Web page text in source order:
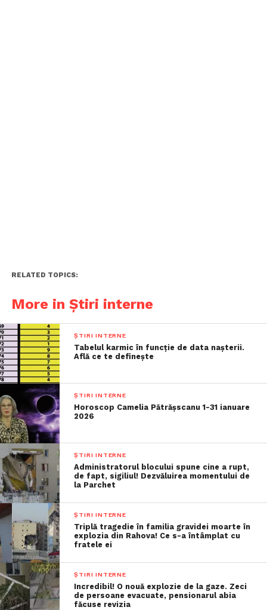
RELATED TOPICS:
More in Știri interne
ȘTIRI INTERNE
Tabelul karmic în funcție de data nașterii.
Află ce te definește
ȘTIRI INTERNE
Horoscop Camelia Pătrășscanu 1-31 ianuare
2026
ȘTIRI INTERNE
Administratorul blocului spune cine a rupt,
de fapt, sigiliul! Dezvăluirea momentului de
la Parchet
ȘTIRI INTERNE
Triplă tragedie în familia gravidei moarte în
explozia din Rahova! Ce s-a întâmplat cu
fratele ei
ȘTIRI INTERNE
Incredibil! O nouă explozie de la gaze. Zeci
de persoane evacuate, pensionarul abia
făcuse revizia